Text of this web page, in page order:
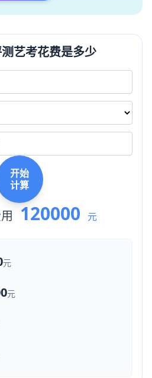
艺考花费是多少
开始
计算
120000 元
元
元